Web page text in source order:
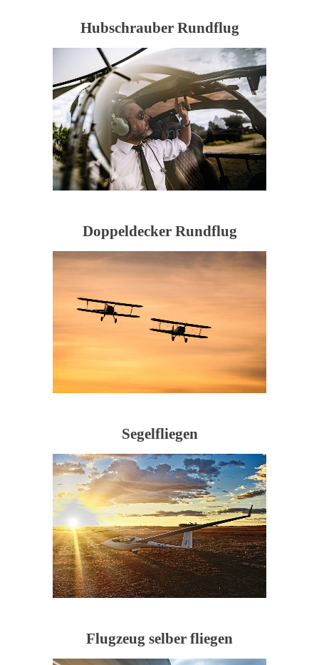
Hubschrauber Rundflug
Doppeldecker Rundflug
Segelfliegen
Flugzeug selber fliegen